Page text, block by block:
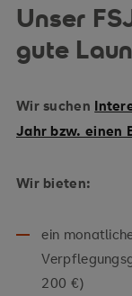
Unser
gute
Wir suchen
Jahr bzw. einen
Wir bieten:
ein
200 €)